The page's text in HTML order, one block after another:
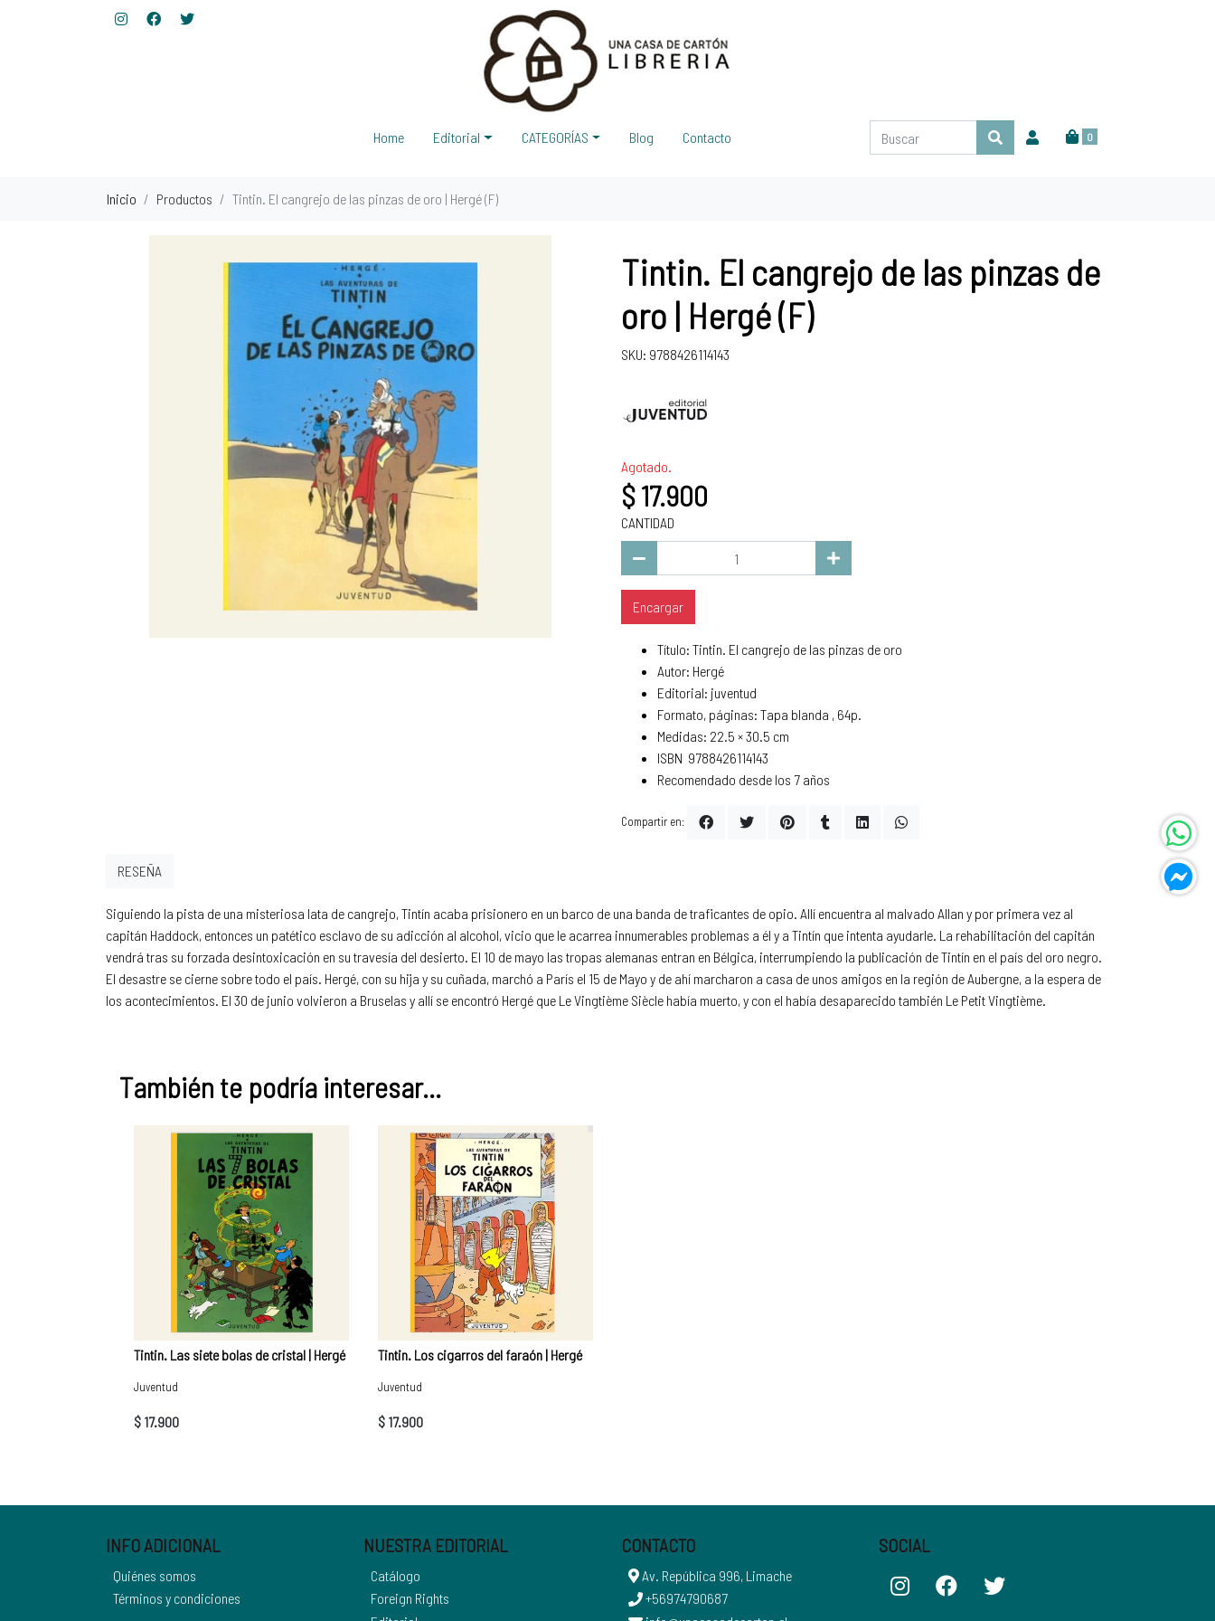
0
Home Editorial CATEGORÍAS Blog Contacto
Inicio Productos Tintin. El cangrejo de las pinzas de oro | Hergé (F)
Tintin. El cangrejo de las pinzas de
oro | Hergé (F)
SKU: 9788426114143
Agotado.
$ 17.900
CANTIDAD
Encargar
Título: Tintin. El cangrejo de las pinzas de oro
Autor: Hergé
Editorial: juventud
Formato, páginas: Tapa blanda , 64p.
Medidas: 22.5 × 30.5 cm
ISBN 9788426114143
Recomendado desde los 7 años
Compartir en:
Siguiendo la pista de una misteriosa lata de cangrejo, Tintín acaba prisionero en un barco de una banda de traficantes de opio. Allí encuentra al malvado Allan y por primera vez al
capitán Haddock, entonces un patético esclavo de su adicción al alcohol, vicio que le acarrea innumerables problemas a él y a Tintín que intenta ayudarle. La rehabilitación del capitán
vendrá tras su forzada desintoxicación en su travesía del desierto. El 10 de mayo las tropas alemanas entran en Bélgica, interrumpiendo la publicación de Tintín en el país del oro negro.
El desastre se cierne sobre todo el país. Hergé, con su hija y su cuñada, marchó a París el 15 de Mayo y de ahí marcharon a casa de unos amigos en la región de Aubergne, a la espera de
los acontecimientos. El 30 de junio volvieron a Bruselas y allí se encontró Hergé que Le Vingtième Siècle había muerto, y con el había desaparecido también Le Petit Vingtième.
RESEÑA
También te podría interesar...
Tintin. Las siete bolas de cristal | Hergé
Juventud
$ 17.900
Tintin. Los cigarros del faraón | Hergé
Juventud
$ 17.900
INFO ADICIONAL
Quiénes somos
Términos y condiciones
NUESTRA EDITORIAL
Catálogo
Foreign Rights
CONTACTO
Av. República 996, Limache
+56974790687
SOCIAL